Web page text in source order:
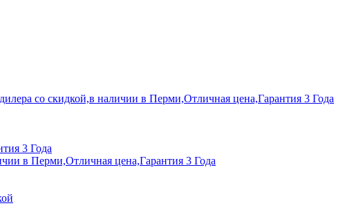
со скидкой,в наличии в Перми,Отличная цена,Гарантия 3 Года
3 Года
в Перми,Отличная цена,Гарантия 3 Года